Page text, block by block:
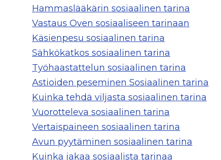
Hammaslääkärin sosiaalinen tarina
Vastaus Oven sosiaaliseen tarinaan
Käsienpesu sosiaalinen tarina
Sähkökatkos sosiaalinen tarina
Työhaastattelun sosiaalinen tarina
Astioiden peseminen Sosiaalinen tarina
Kuinka tehdä viljasta sosiaalinen tarina
Vuorotteleva sosiaalinen tarina
Vertaispaineen sosiaalinen tarina
Avun pyytäminen sosiaalinen tarina
Kuinka jakaa sosiaalista tarinaa